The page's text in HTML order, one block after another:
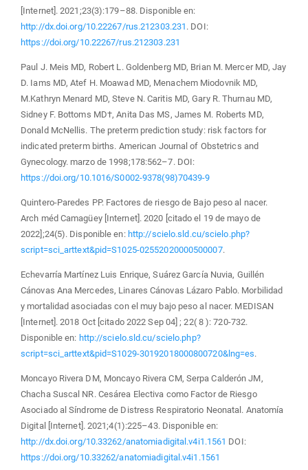
[Internet]. 2021;23(3):179–88. Disponible en:
http://dx.doi.org/10.22267/rus.212303.231 . DOI:
https://doi.org/10.22267/rus.212303.231
Paul J. Meis MD, Robert L. Goldenberg MD, Brian M. Mercer MD, Jay
D. Iams MD, Atef H. Moawad MD, Menachem Miodovnik MD,
M.Kathryn Menard MD, Steve N. Caritis MD, Gary R. Thurnau MD,
Sidney F. Bottoms MD†, Anita Das MS, James M. Roberts MD,
Donald McNellis. The preterm prediction study: risk factors for
indicated preterm births. American Journal of Obstetrics and
Gynecology. marzo de 1998;178:562–7. DOI:
https://doi.org/10.1016/S0002-9378(98)70439-9
Quintero-Paredes PP. Factores de riesgo de Bajo peso al nacer.
Arch méd Camagüey [Internet]. 2020 [citado el 19 de mayo de
2022];24(5). Disponible en: http://scielo.sld.cu/scielo.php?
script=sci_arttext&pid=S1025-02552020000500007.
Echevarría Martínez Luis Enrique, Suárez García Nuvia, Guillén
Cánovas Ana Mercedes, Linares Cánovas Lázaro Pablo. Morbilidad
y mortalidad asociadas con el muy bajo peso al nacer. MEDISAN
[Internet]. 2018 Oct [citado 2022 Sep 04] ; 22( 8 ): 720-732.
Disponible en: http://scielo.sld.cu/scielo.php?
script=sci_arttext&pid=S1029-30192018000800720&lng=es.
Moncayo Rivera DM, Moncayo Rivera CM, Serpa Calderón JM,
Chacha Suscal NR. Cesárea Electiva como Factor de Riesgo
Asociado al Síndrome de Distress Respiratorio Neonatal. Anatomía
Digital [Internet]. 2021;4(1):225–43. Disponible en:
http://dx.doi.org/10.33262/anatomiadigital.v4i1.1561 DOI:
https://doi.org/10.33262/anatomiadigital.v4i1.1561